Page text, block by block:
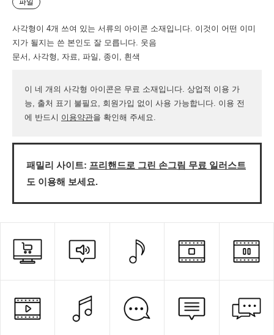
파일
사각형이 4개 쓰여 있는 서류의 아이콘 소재입니다. 이것이 어떤 이미
지가 될지는 쓴 본인도 잘 모릅니다. 웃음
문서, 사각형, 자료, 파일, 종이, 흰색
이 네 개의 사각형 아이콘은 무료 소재입니다. 상업적 이용 가
능, 출처 표기 불필요, 회원가입 없이 사용 가능합니다. 이용 전
에 반드시 이용약관을 확인해 주세요.
패밀리 사이트: 프리핸드로 그린 손그림 무료 일러스트
도 이용해 보세요.